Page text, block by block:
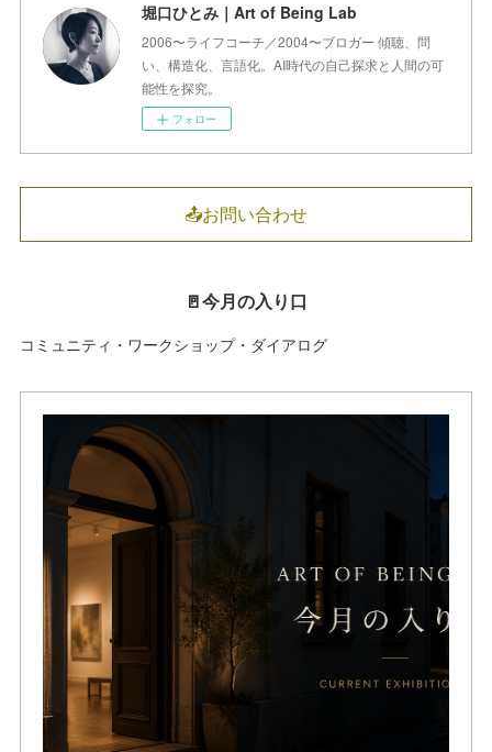
堀口ひとみ｜Art of Being Lab
2006〜ライフコーチ／2004〜ブロガー 傾聴、問
い、構造化、言語化。AI時代の自己探求と人間の可
能性を探究。
フォロー
📤お問い合わせ
🚪今月の入り口
コミュニティ・ワークショップ・ダイアログ